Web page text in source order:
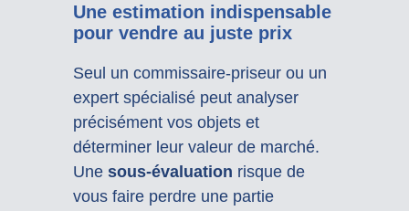
Une estimation indispensable
pour vendre au juste prix
Seul un commissaire-priseur ou un
expert spécialisé peut analyser
précisément vos objets et
déterminer leur valeur de marché.
Une sous-évaluation risque de
vous faire perdre une partie